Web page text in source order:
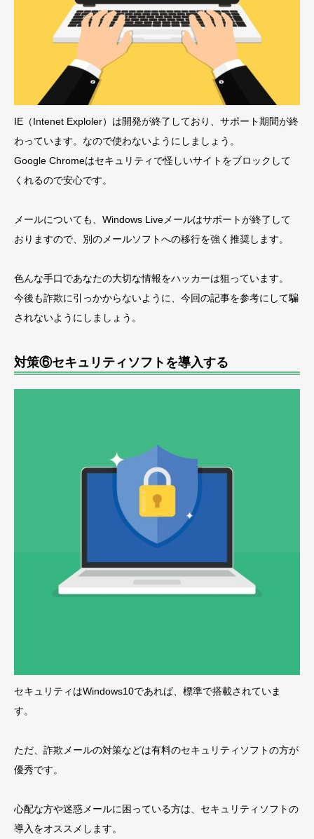
IE（Intenet Exploler）は開発が終了しており、サポート期間が終
わっています。なので使わないようにしましょう。
Google Chromeはセキュリティで怪しいサイトをブロックして
くれるので安心です。
メールについても、Windows Liveメールはサポートが終了して
おりますので、別のメールソフトへの移行を強く推奨します。
色んな手口であなたの大切な情報をハッカーは狙っています。
今後も詐欺に引っかからないように、今回の記事を参考にして騙
されないようにしましょう。
対策⑥セキュリティソフトを導入する
セキュリティはWindows10であれば、標準で搭載されていま
す。
ただ、詐欺メールの対策などは有料のセキュリティソフトの方が
優秀です。
心配な方や迷惑メールに困っている方は、セキュリティソフトの
導入をオススメします。